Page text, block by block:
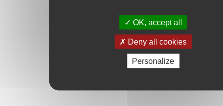
OK, accept all
Deny all cookies
Personalize